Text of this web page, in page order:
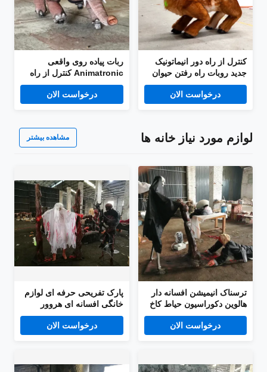
کنترل از راه دور انیماتونیک
جدید روبات راه رفتن حیوان
رینگ روبات سگ
درخواست الان
ربات پیاده روی واقعی
Animatronic کنترل از راه
دور حیوانات فیل ربات سگ
درخواست الان
لوازم مورد نیاز خانه ها مشاهده بیشتر
ترسناک انیمیشن افسانه دار
هالوین دکوراسیون حیاط کاخ
شخصی سازی شده
درخواست الان
پارک تفریحی حرفه ای لوازم
خانگی افسانه ای هروور
دکوراسیون هالووین
درخواست الان